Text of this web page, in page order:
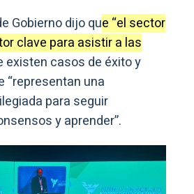
Gobierno dijo que “el sector
clave para asistir a las
existen casos de éxito y
“representan una
para seguir
y aprender”.